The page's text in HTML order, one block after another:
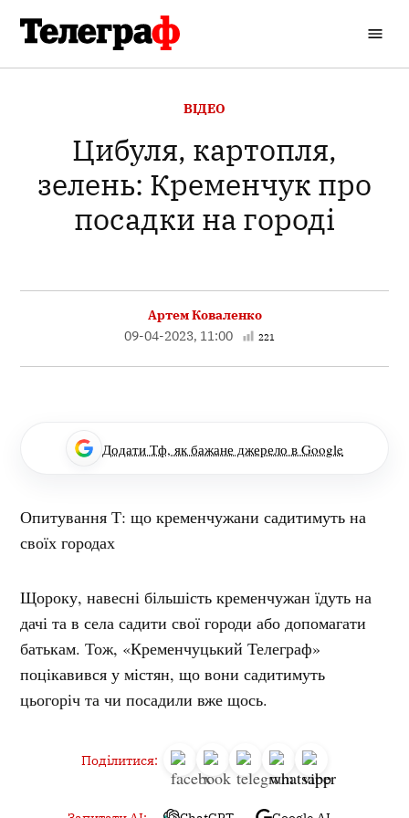
вмісту
Телеграф
ОПУБЛІКОВАНО
ВІДЕО
Цибуля, картопля,
зелень: Кременчук про
посадки на городі
Артем Коваленко
09-04-2023, 11:00
221
Додати Тф, як бажане джерело в Google
Опитування Т: що кременчужани садитимуть на
своїх городах
Щороку, навесні більшість кременчужан їдуть на
дачі та в села садити свої городи або допомагати
батькам. Тож, «Кременчуцький Телеграф»
поцікавився у містян, що вони садитимуть
цьогоріч та чи посадили вже щось.
Поділитися: